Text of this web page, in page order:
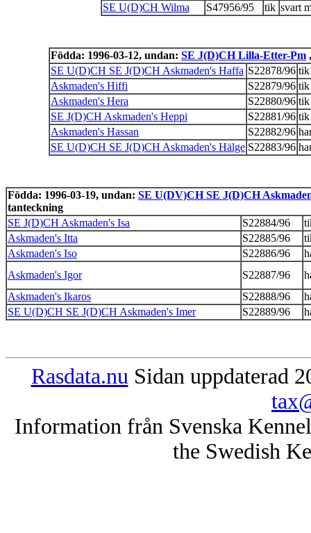
SE U(D)CH Wilma
S47956/95 tik svart
Födda: 1996-03-12, undan: SE J(D)CH Lilla-Etter-Pm
SE U(D)CH SE J(D)CH Askmaden's Haffa S22878/96 tik
Askmaden's Hiffi
S22879/96 tik
Askmaden's Hera
S22880/96 tik
SE J(D)CH Askmaden's Heppi
S22881/96 tik
Askmaden's Hassan
S22882/96
SE U(D)CH SE J(D)CH Askmaden's Hälge S22883/96
Födda: 1996-03-19, undan: SE U(DV)CH SE J(D)CH
tanteckning
SE J(D)CH Askmaden's Isa
S22884/96
Askmaden's Itta
S22885/96
Askmaden's Iso
S22886/96
Askmaden's Igor
S22887/96
Askmaden's Ikaros
S22888/96
SE U(D)CH SE J(D)CH Askmaden's Imer
S22889/96
Rasdata.nu Sidan uppdaterad
Information från Svenska
the Swedish